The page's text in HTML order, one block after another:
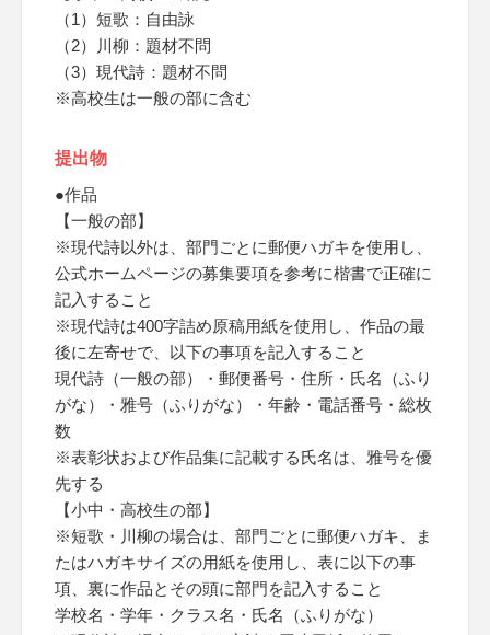
（1）短歌：自由詠
（2）川柳：題材不問
（3）現代詩：題材不問
※高校生は一般の部に含む
提出物
●作品
【一般の部】
※現代詩以外は、部門ごとに郵便ハガキを使用し、
公式ホームページの募集要項を参考に楷書で正確に
記入すること
※現代詩は400字詰め原稿用紙を使用し、作品の最
後に左寄せで、以下の事項を記入すること
現代詩（一般の部）・郵便番号・住所・氏名（ふり
がな）・雅号（ふりがな）・年齢・電話番号・総枚
数
※表彰状および作品集に記載する氏名は、雅号を優
先する
【小中・高校生の部】
※短歌・川柳の場合は、部門ごとに郵便ハガキ、ま
たはハガキサイズの用紙を使用し、表に以下の事
項、裏に作品とその頭に部門を記入すること
学校名・学年・クラス名・氏名（ふりがな）